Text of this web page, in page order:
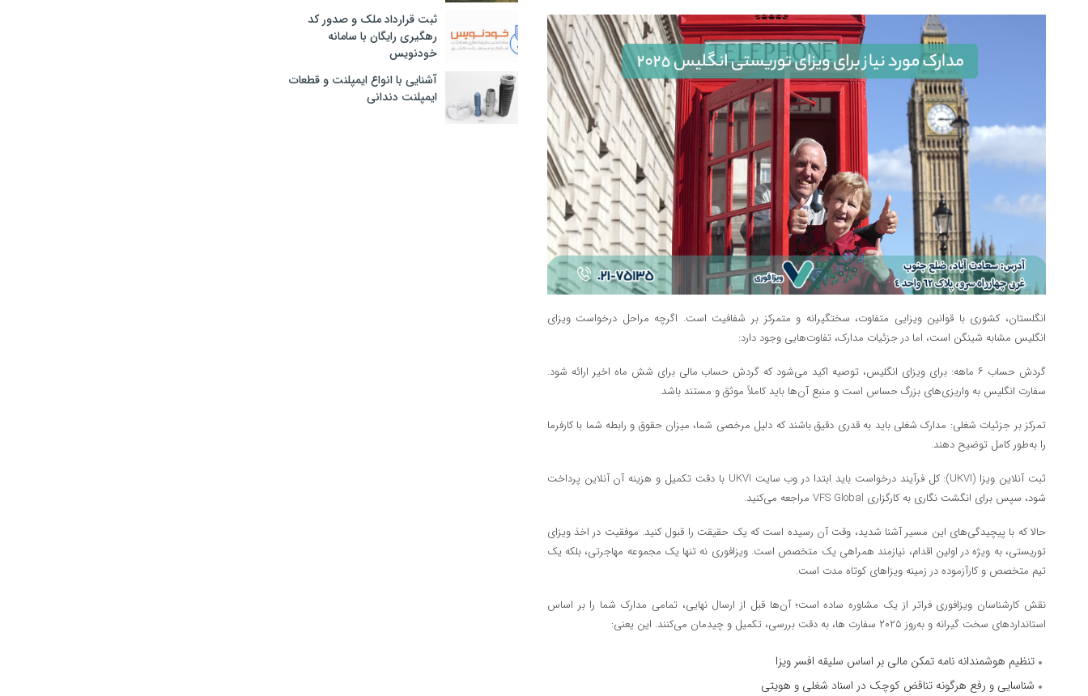
انگلستان، کشوری با قوانین ویزایی متفاوت، سختگیرانه و متمرکز بر شفافیت است. اگرچه مراحل درخواست ویزای
انگلیس مشابه شینگن است، اما در جزئیات مدارک، تفاوت‌هایی وجود دارد:
گردش حساب ۶ ماهه: برای ویزای انگلیس، توصیه اکید می‌شود که گردش حساب مالی برای شش ماه اخیر ارائه شود.
سفارت انگلیس به واریزی‌های بزرگ حساس است و منبع آن‌ها باید کاملاً موثق و مستند باشد.
تمرکز بر جزئیات شغلی: مدارک شغلی باید به قدری دقیق باشند که دلیل مرخصی شما، میزان حقوق و رابطه شما با کارفرما
را به‌طور کامل توضیح دهند.
ثبت آنلاین ویزا (UKVI): کل فرآیند درخواست باید ابتدا در وب سایت UKVI با دقت تکمیل و هزینه آن آنلاین پرداخت
شود، سپس برای انگشت نگاری به کارگزاری VFS Global مراجعه می‌کنید.
حالا که با پیچیدگی‌های این مسیر آشنا شدید، وقت آن رسیده است که یک حقیقت را قبول کنید. موفقیت در اخذ ویزای
توریستی، به ویژه در اولین اقدام، نیازمند همراهی یک متخصص است. ویزافوری نه تنها یک مجموعه مهاجرتی، بلکه یک
تیم متخصص و کارآزموده در زمینه ویزا‌های کوتاه مدت است.
نقش کارشناسان ویزافوری فراتر از یک مشاوره ساده است؛ آن‌ها قبل از ارسال نهایی، تمامی مدارک شما را بر اساس
استاندارد‌های سخت گیرانه و به‌روز ۲۰۲۵ سفارت ها، به دقت بررسی، تکمیل و چیدمان می‌کنند. این یعنی:
تنظیم هوشمندانه نامه تمکن مالی بر اساس سلیقه افسر ویزا
شناسایی و رفع هرگونه تناقض کوچک در اسناد شغلی و هویتی
ثبت قرارداد ملک و صدور کد
رهگیری رایگان با سامانه
خودنویس
آشنایی با انواع ایمپلنت و قطعات
ایمپلنت دندانی